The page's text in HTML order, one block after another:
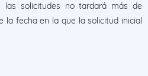
las solicitudes no tardará más de
la fecha en la que la solicitud inicial